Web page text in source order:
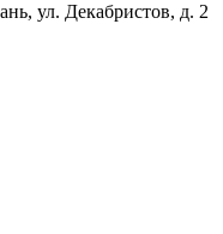
ул. Декабристов, д. 2